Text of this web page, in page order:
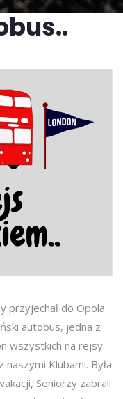
przyjechał do Opola
autobus, jedna z
wszystkich na rejsy
Klubami. Była
Seniorzy zabrali